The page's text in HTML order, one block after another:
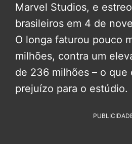
Marvel Studios, e
brasileiros em 4 de
O longa faturou pouco
milhões, contra um
de 236 milhões – o que
prejuízo para o estúdio.